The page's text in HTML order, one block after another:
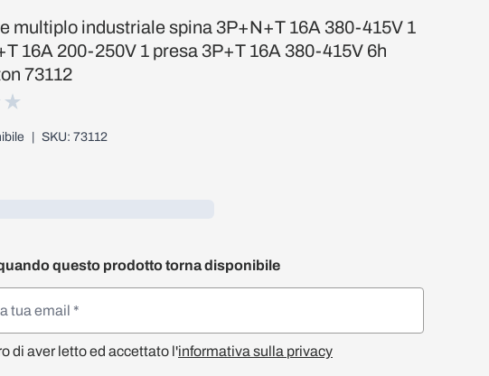
multiplo industriale spina 3P+N+T 16A 380-415V 1
16A 200-250V 1 presa 3P+T 16A 380-415V 6h
73112
SKU: 73112
questo prodotto torna disponibile
di aver letto ed accettato l'informativa sulla privacy